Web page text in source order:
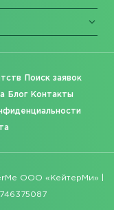
Поиск заявок
Блог Контакты
ООО «КейтерМи» |